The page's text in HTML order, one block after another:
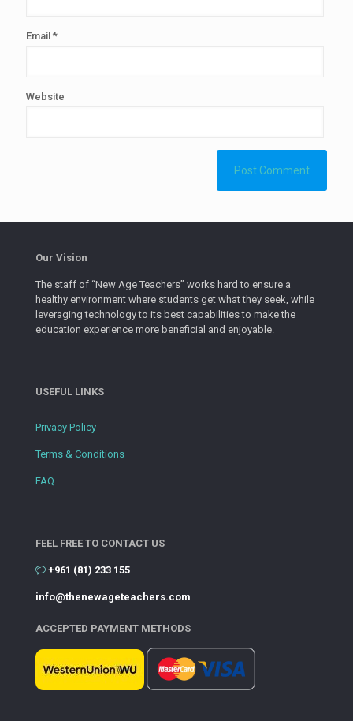
Email *
Website
Our Vision
The staff of “New Age Teachers” works hard to ensure a
healthy environment where students get what they seek, while
leveraging technology to its best capabilities to make the
education experience more beneficial and enjoyable.
USEFUL LINKS
Privacy Policy
Terms & Conditions
FAQ
FEEL FREE TO CONTACT US
+961 (81) 233 155
info@thenewageteachers.com
ACCEPTED PAYMENT METHODS